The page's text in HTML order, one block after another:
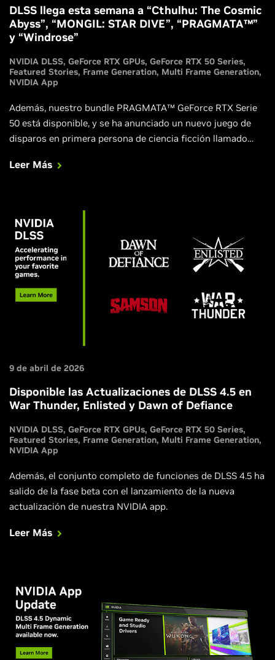
DLSS llega esta semana a “Cthulhu: The Cosmic
Abyss”, “MONGIL: STAR DIVE”, “PRAGMATA™”
y “Windrose”
NVIDIA DLSS GeForce RTX GPUs GeForce RTX 50 Series
Featured Stories Frame Generation Multi Frame Generation
NVIDIA App
Además, nuestro bundle PRAGMATA™ GeForce RTX Serie
50 está disponible, y se ha anunciado un nuevo juego de
disparos en primera persona de ciencia ficción llamado
Leer Más
9 de abril de 2026
Disponible las Actualizaciones de DLSS 4.5 en
War Thunder, Enlisted y Dawn of Defiance
NVIDIA DLSS GeForce RTX GPUs GeForce RTX 50 Series
Featured Stories Frame Generation Multi Frame Generation
NVIDIA App
Además, el conjunto completo de funciones de DLSS 4.5 ha
salido de la fase beta con el lanzamiento de la nueva
actualización de nuestra NVIDIA app.
Leer Más